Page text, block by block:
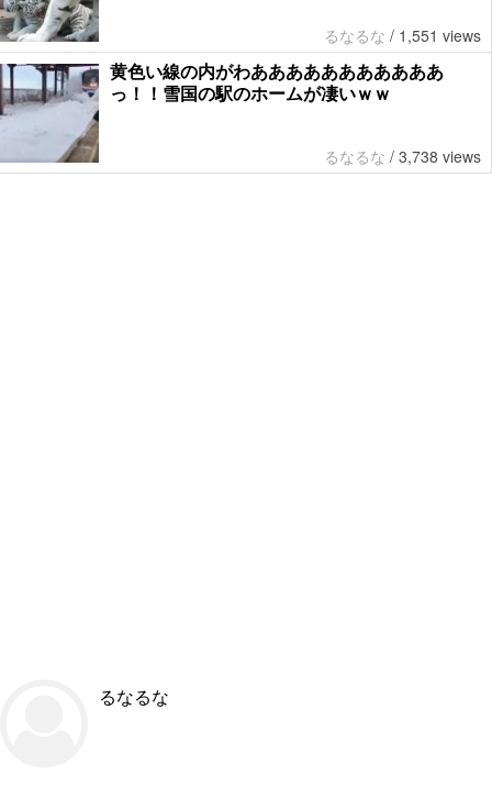
るなるな / 1,551 views
黄色い線の内がわあああああああああああ
っ！！雪国の駅のホームが凄いｗｗ
るなるな / 3,738 views
るなるな